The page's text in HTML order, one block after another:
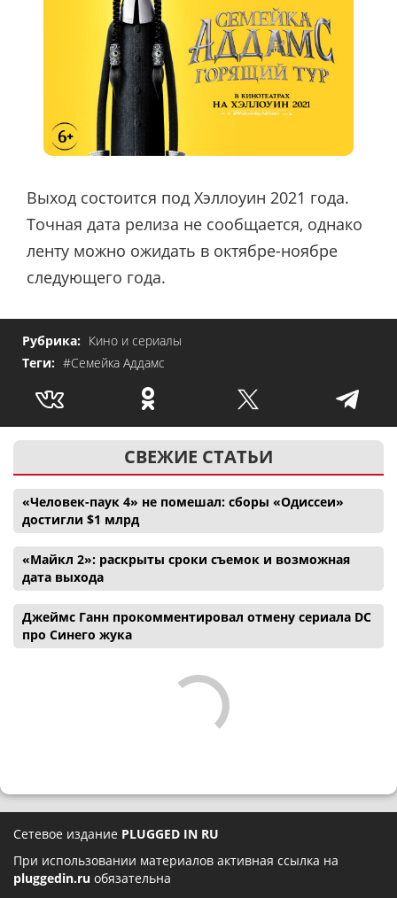
Выход состоится под Хэллоуин 2021 года.
Точная дата релиза не сообщается, однако
ленту можно ожидать в октябре-ноябре
следующего года.
Рубрика: Кино и сериалы
Теги: #Семейка Аддамс
СВЕЖИЕ СТАТЬИ
«Человек-паук 4» не помешал: сборы «Одиссеи»
достигли $1 млрд
«Майкл 2»: раскрыты сроки съемок и возможная
дата выхода
Джеймс Ганн прокомментировал отмену сериала DC
про Синего жука
Сетевое издание PLUGGED IN RU
При использовании материалов активная ссылка на
pluggedin.ru обязательна